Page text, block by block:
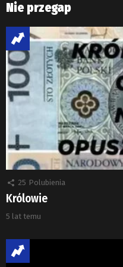
Nie przegap
25 Polubienia
Królowie
5 lat temu